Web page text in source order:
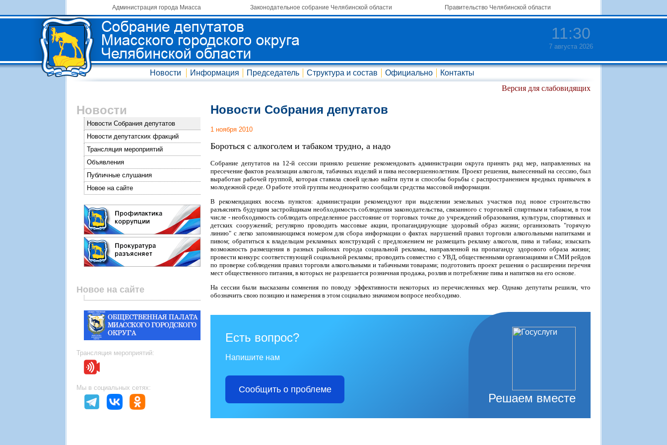
Администрация города Миасса Законодательное собрание Челябинской области Правительство Челябинской области
11:30
7 августа 2026
Новости Информация Председатель Структура и состав Официально
Контакты
Версия для слабовидящих
Новости
Новости Собрания депутатов
Новости депутатских фракций
Трансляция мероприятий
Объявления
Публичные слушания
Новое на сайте
Новое на сайте
Трансляция мероприятий:
Мы в социальных сетях:
Новости Собрания депутатов
1 ноября 2010
Бороться с алкоголем и табаком трудно, а надо
Собрание депутатов на 12-й сессии приняло решение рекомендовать администрации округа принять ряд мер, направленных на
пресечение фактов реализации алкоголя, табачных изделий и пива несовершеннолетним. Проект решения, вынесенный на сессию, был
выработан рабочей группой, которая ставила своей целью найти пути и способы борьбы с распространением вредных привычек в
молодежной среде. О работе этой группы неоднократно сообщали средства массовой информации.
В рекомендациях восемь пунктов: администрации рекомендуют при выделении земельных участков под новое строительство
разъяснять будущим застройщикам необходимость соблюдения законодательства, связанного с торговлей спиртным и табаком, в том
числе - необходимость соблюдать определенное расстояние от торговых точке до учреждений образования, культуры, спортивных и
детских сооружений; регулярно проводить массовые акции, пропагандирующие здоровый образ жизни; организовать "горячую
линию" с легко запоминающимся номером для сбора информации о фактах нарушений правил торговли алкогольными напитками и
пивом; обратиться к владельцам рекламных конструкций с предложением не размещать рекламу алкоголя, пива и табака; изыскать
возможность размещения в разных районах города социальной рекламы, направленной на пропаганду здорового образа жизни;
провести конкурс соответствующей социальной рекламы; проводить совместно с УВД, общественными организациями и СМИ рейдов
по проверке соблюдения правил торговли алкогольными и табачными товарами; подготовить проект решения о расширении перечня
мест общественного питания, в которых не разрешается розничная продажа, розлив и потребление пива и напитков на его основе.
На сессии были высказаны сомнения по поводу эффективности некоторых из перечисленных мер. Однако депутаты решили, что
обозначить свою позицию и намерения в этом социально значимом вопросе необходимо.
Решаем вместе
Есть вопрос?
Напишите нам
Сообщить о проблеме